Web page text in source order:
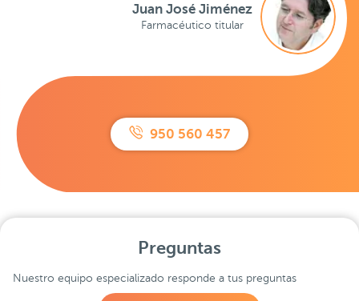
950 560 457
Juan José Jiménez
Farmacéutico titular
Preguntas
Nuestro equipo especializado responde a tus preguntas